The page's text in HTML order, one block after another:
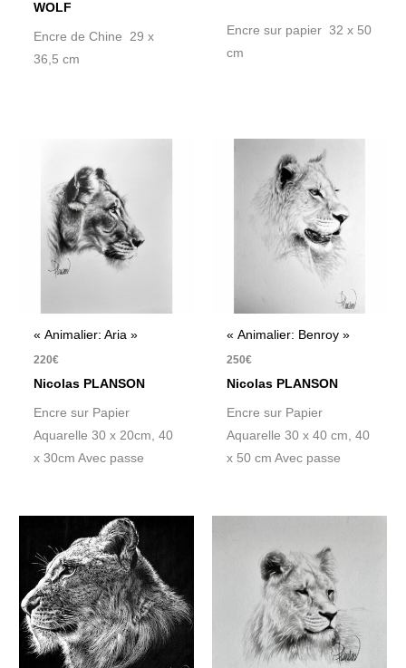
WOLF
Encre de Chine 29 x
36,5 cm
Encre sur papier 32 x 50
cm
« Animalier: Aria »
220€
Nicolas PLANSON
Encre sur Papier
Aquarelle 30 x 20cm, 40
x 30cm Avec passe
« Animalier: Benroy »
250€
Nicolas PLANSON
Encre sur Papier
Aquarelle 30 x 40 cm, 40
x 50 cm Avec passe